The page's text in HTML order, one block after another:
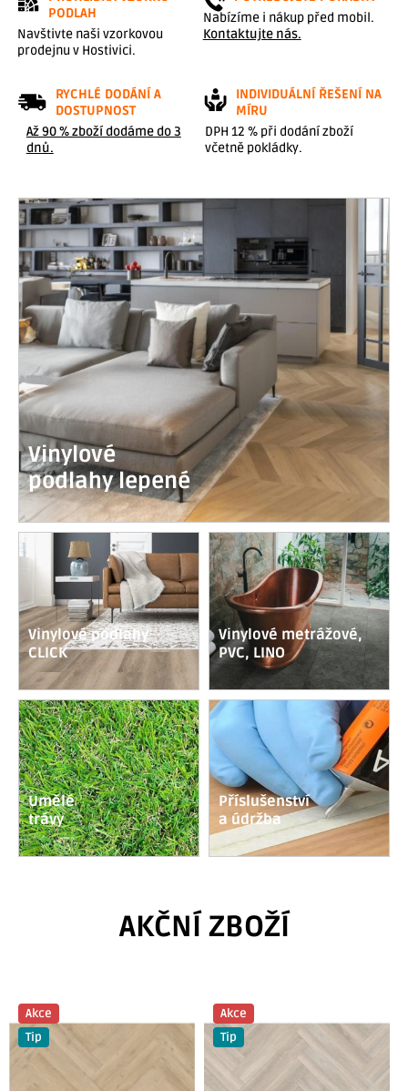
é
v
d
PODLAH
Navštivte naši vzorkovou
prodejnu v Hostivici.
Nabízíme i nákup před mobil.
Kontaktujte nás.
RYCHLÉ DODÁNÍ A
DOSTUPNOST
Až 90 % zboží dodáme do 3
dnů.
INDIVIDUÁLNÍ ŘEŠENÍ NA
MÍRU
DPH 12 % při dodání zboží
včetně pokládky.
Vinylové
podlahy lepené
Vinylové podlahy
CLICK
Vinylové metrážové,
PVC, LINO
Umělé
trávy
Příslušenství
a údržba
AKČNÍ ZBOŽÍ
Akce
Tip
Akce
Tip